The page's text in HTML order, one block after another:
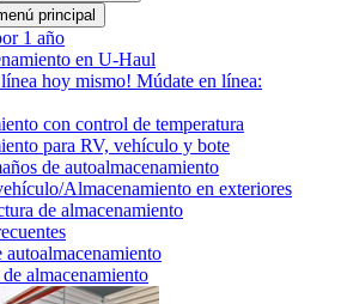
principal
1 año
en U-Haul
hoy mismo! Múdate en línea:
con control de temperatura
para RV, vehículo y bote
de autoalmacenamiento
Almacenamiento en exteriores
de almacenamiento
autoalmacenamiento
almacenamiento